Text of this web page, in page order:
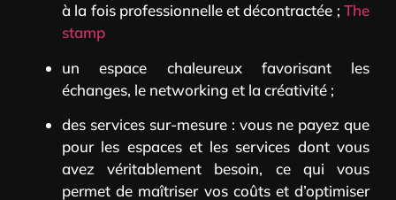
à la fois professionnelle et décontractée ; The
stamp
un espace chaleureux favorisant les
échanges, le networking et la créativité ;
des services sur-mesure : vous ne payez que
pour les espaces et les services dont vous
avez véritablement besoin, ce qui vous
permet de maîtriser vos coûts et d’optimiser